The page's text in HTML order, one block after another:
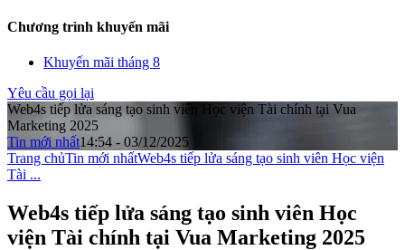
Chương trình khuyến mãi
Khuyến mãi tháng 8
Yêu cầu gọi lại
Web4s tiếp lửa sáng tạo sinh viên Học viện Tài chính tại Vua
Marketing 2025
Tin mới nhất14:54 - 03/12/2025
Trang chủTin mới nhấtWeb4s tiếp lửa sáng tạo sinh viên Học viện
Tài ...
Web4s tiếp lửa sáng tạo sinh viên Học
viện Tài chính tại Vua Marketing 2025